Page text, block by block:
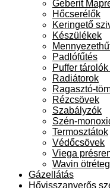
Geberit
Hőcserélők
Keringető
Készülékek
Padlófűtés
Puffer
Radiátorok
Ragasztó-
Rézcsövek
Szabályzók
Szén-
Termosztátok
Védőcsövek
Viega
Wavin
Gázellátás
Hővisszanyerős